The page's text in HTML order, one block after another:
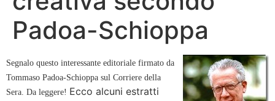
Padoa-Schioppa
Segnalo questo interessante editoriale firmato da
Tommaso Padoa-Schioppa sul Corriere della
Sera. Da leggere! Ecco alcuni estratti